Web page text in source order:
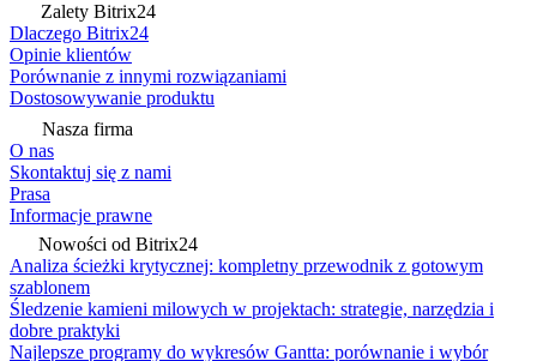
Zalety Bitrix24
Dlaczego Bitrix24
Opinie klientów
Porównanie z innymi rozwiązaniami
Dostosowywanie produktu
Nasza firma
O nas
Skontaktuj się z nami
Prasa
Informacje prawne
Nowości od Bitrix24
Analiza ścieżki krytycznej: kompletny przewodnik z gotowym
szablonem
Śledzenie kamieni milowych w projektach: strategie, narzędzia i
dobre praktyki
Najlepsze programy do wykresów Gantta: porównanie i wybór